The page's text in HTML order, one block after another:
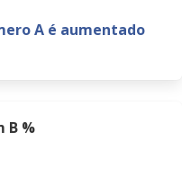
A é aumentado
B %